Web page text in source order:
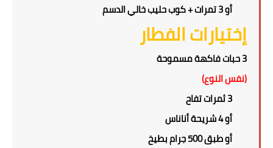
أو 3 تمرات + كوب حليب خالي الدسم
إختيارات الفطار
3 حبات فاكهة مسموحة
(نفس النوع)
3 ثمرات تفاح
أو 4 شريحة أناناس
أو طبق 500 جرام بطيخ